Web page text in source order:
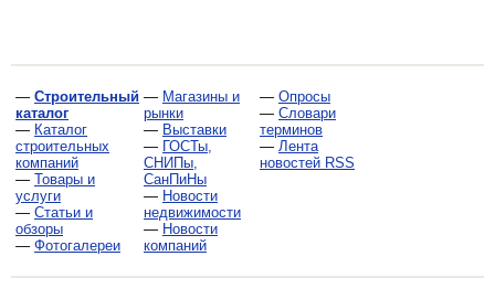
— Строительный
каталог
— Каталог
строительных
компаний
— Товары и
услуги
— Статьи и
обзоры
— Фотогалереи
— Магазины и
рынки
— Выставки
— ГОСТы,
СНИПы,
СанПиНы
— Новости
недвижимости
— Новости
компаний
— Опросы
— Словари
терминов
— Лента
новостей RSS